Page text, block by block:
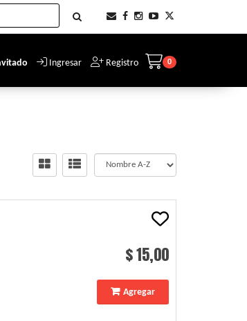
Ingresar Registro 0
$ 15,00
Agregar